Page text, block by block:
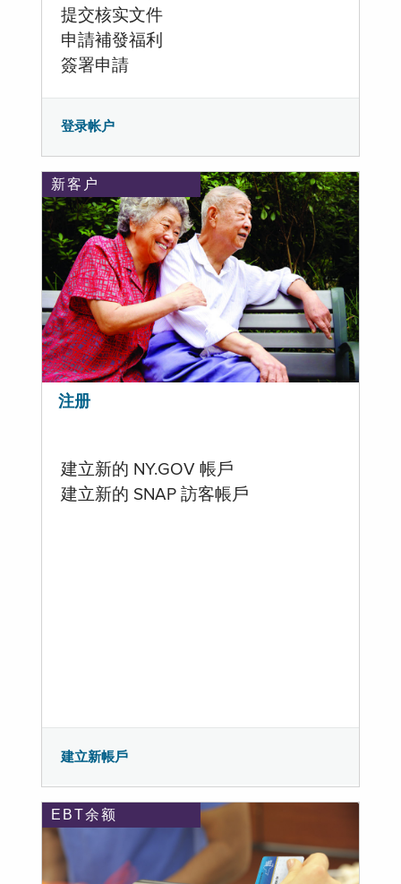
提交核实文件
申請補發福利
簽署申請
登录帐户
新客户
注册
建立新的 NY.GOV 帳戶
建立新的 SNAP 訪客帳戶
建立新帳戶
EBT余额